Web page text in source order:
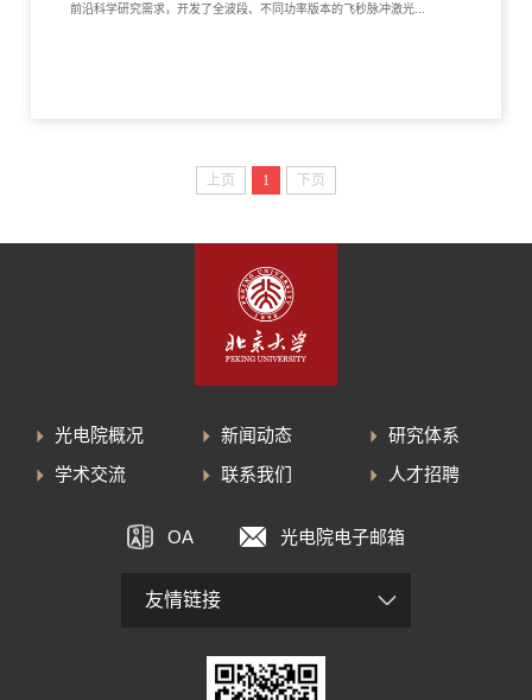
前沿科学研究需求，开发了全波段、不同功率版本的飞秒脉冲激光...
上页 1 下页
光电院概况 新闻动态
研究体系
学术交流
联系我们 人才招聘
OA 光电院电子邮箱
友情链接